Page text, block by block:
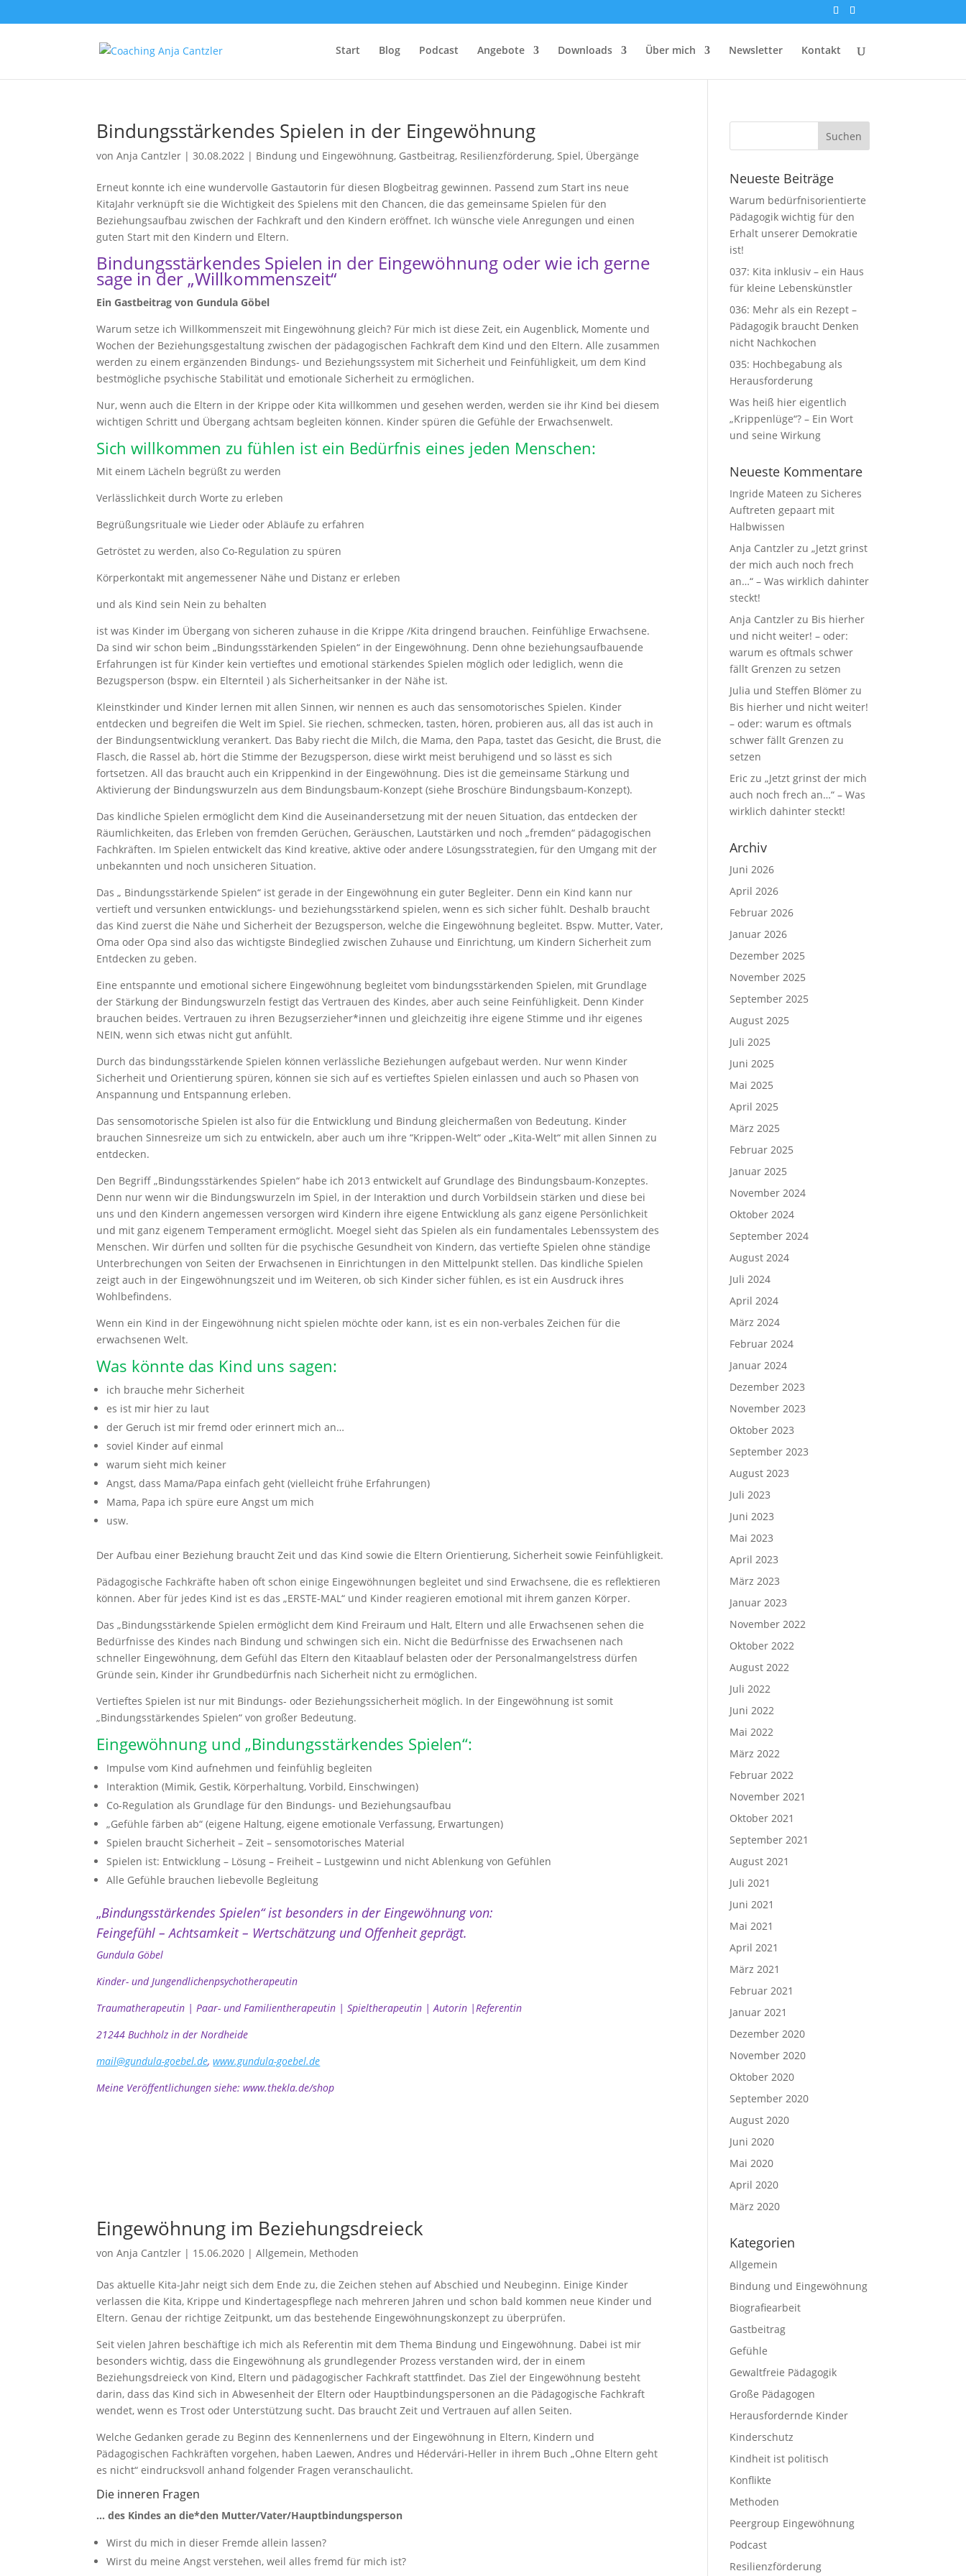
Start Blog Podcast Angebote Downloads Über mich Newsletter Kontakt
Bindungsstärkendes Spielen in der Eingewöhnung
vonAnja Cantzler |30.08.2022 | Bindung und Eingewöhnung, Gastbeitrag, Resilienzförderung,Spiel, Übergänge
Erneut konnte ich eine wundervolle Gastautorin für diesen Blogbeitrag gewinnen. Passend zum Start ins neue
KitaJahr verknüpft sie die Wichtigkeit des Spielens mit den Chancen, die das gemeinsame Spielen für den
Beziehungsaufbau zwischen der Fachkraft und den Kindern eröffnet. Ich wünsche viele Anregungen und einen
guten Start mit den Kindern und Eltern.
Bindungsstärkendes Spielen in der Eingewöhnung oder wie ich gerne
sage in der „Willkommenszeit“
Ein Gastbeitrag von Gundula Göbel
Warum setze ich Willkommenszeit mit Eingewöhnung gleich? Für mich ist diese Zeit, ein Augenblick, Momente und
Wochen der Beziehungsgestaltung zwischen der pädagogischen Fachkraft dem Kind und den Eltern. Alle zusammen
werden zu einem ergänzenden Bindungs- und Beziehungssystem mit Sicherheit und Feinfühligkeit, um dem Kind
bestmögliche psychische Stabilität und emotionale Sicherheit zu ermöglichen.
Nur, wenn auch die Eltern in der Krippe oder Kita willkommen und gesehen werden, werden sie ihr Kind bei diesem
wichtigen Schritt und Übergang achtsam begleiten können. Kinder spüren die Gefühle der Erwachsenwelt.
Sich willkommen zu fühlen ist ein Bedürfnis eines jeden Menschen:
Mit einem Lächeln begrüßt zu werden
Verlässlichkeit durch Worte zu erleben
Begrüßungsrituale wie Lieder oder Abläufe zu erfahren
Getröstet zu werden, also Co-Regulation zu spüren
Körperkontakt mit angemessener Nähe und Distanz er erleben
und als Kind sein Nein zu behalten
ist was Kinder im Übergang von sicheren zuhause in die Krippe /Kita dringend brauchen. Feinfühlige Erwachsene.
Da sind wir schon beim „Bindungsstärkenden Spielen“ in der Eingewöhnung. Denn ohne beziehungsaufbauende
Erfahrungen ist für Kinder kein vertieftes und emotional stärkendes Spielen möglich oder lediglich, wenn die
Bezugsperson (bspw. ein Elternteil ) als Sicherheitsanker in der Nähe ist.
Kleinstkinder und Kinder lernen mit allen Sinnen, wir nennen es auch das sensomotorisches Spielen. Kinder
entdecken und begreifen die Welt im Spiel. Sie riechen, schmecken, tasten, hören, probieren aus, all das ist auch in
der Bindungsentwicklung verankert. Das Baby riecht die Milch, die Mama, den Papa, tastet das Gesicht, die Brust, die
Flasch, die Rassel ab, hört die Stimme der Bezugsperson, diese wirkt meist beruhigend und so lässt es sich
fortsetzen. All das braucht auch ein Krippenkind in der Eingewöhnung. Dies ist die gemeinsame Stärkung und
Aktivierung der Bindungswurzeln aus dem Bindungsbaum-Konzept (siehe Broschüre Bindungsbaum-Konzept).
Das kindliche Spielen ermöglicht dem Kind die Auseinandersetzung mit der neuen Situation, das entdecken der
Räumlichkeiten, das Erleben von fremden Gerüchen, Geräuschen, Lautstärken und noch „fremden“ pädagogischen
Fachkräften. Im Spielen entwickelt das Kind kreative, aktive oder andere Lösungsstrategien, für den Umgang mit der
unbekannten und noch unsicheren Situation.
Das „ Bindungsstärkende Spielen“ ist gerade in der Eingewöhnung ein guter Begleiter. Denn ein Kind kann nur
vertieft und versunken entwicklungs- und beziehungsstärkend spielen, wenn es sich sicher fühlt. Deshalb braucht
das Kind zuerst die Nähe und Sicherheit der Bezugsperson, welche die Eingewöhnung begleitet. Bspw. Mutter, Vater,
Oma oder Opa sind also das wichtigste Bindeglied zwischen Zuhause und Einrichtung, um Kindern Sicherheit zum
Entdecken zu geben.
Eine entspannte und emotional sichere Eingewöhnung begleitet vom bindungsstärkenden Spielen, mit Grundlage
der Stärkung der Bindungswurzeln festigt das Vertrauen des Kindes, aber auch seine Feinfühligkeit. Denn Kinder
brauchen beides. Vertrauen zu ihren Bezugserzieher*innen und gleichzeitig ihre eigene Stimme und ihr eigenes
NEIN, wenn sich etwas nicht gut anfühlt.
Durch das bindungsstärkende Spielen können verlässliche Beziehungen aufgebaut werden. Nur wenn Kinder
Sicherheit und Orientierung spüren, können sie sich auf es vertieftes Spielen einlassen und auch so Phasen von
Anspannung und Entspannung erleben.
Das sensomotorische Spielen ist also für die Entwicklung und Bindung gleichermaßen von Bedeutung. Kinder
brauchen Sinnesreize um sich zu entwickeln, aber auch um ihre “Krippen-Welt“ oder „Kita-Welt“ mit allen Sinnen zu
entdecken.
Den Begriff „Bindungsstärkendes Spielen“ habe ich 2013 entwickelt auf Grundlage des Bindungsbaum-Konzeptes.
Denn nur wenn wir die Bindungswurzeln im Spiel, in der Interaktion und durch Vorbildsein stärken und diese bei
uns und den Kindern angemessen versorgen wird Kindern ihre eigene Entwicklung als ganz eigene Persönlichkeit
und mit ganz eigenem Temperament ermöglicht. Moegel sieht das Spielen als ein fundamentales Lebenssystem des
Menschen. Wir dürfen und sollten für die psychische Gesundheit von Kindern, das vertiefte Spielen ohne ständige
Unterbrechungen von Seiten der Erwachsenen in Einrichtungen in den Mittelpunkt stellen. Das kindliche Spielen
zeigt auch in der Eingewöhnungszeit und im Weiteren, ob sich Kinder sicher fühlen, es ist ein Ausdruck ihres
Wohlbefindens.
Wenn ein Kind in der Eingewöhnung nicht spielen möchte oder kann, ist es ein non-verbales Zeichen für die
erwachsenen Welt.
Was könnte das Kind uns sagen:
ich brauche mehr Sicherheit
es ist mir hier zu laut
der Geruch ist mir fremd oder erinnert mich an…
soviel Kinder auf einmal
warum sieht mich keiner
Angst, dass Mama/Papa einfach geht (vielleicht frühe Erfahrungen)
Mama, Papa ich spüre eure Angst um mich
usw.
Der Aufbau einer Beziehung braucht Zeit und das Kind sowie die Eltern Orientierung, Sicherheit sowie Feinfühligkeit.
Pädagogische Fachkräfte haben oft schon einige Eingewöhnungen begleitet und sind Erwachsene, die es reflektieren
können. Aber für jedes Kind ist es das „ERSTE-MAL“ und Kinder reagieren emotional mit ihrem ganzen Körper.
Das „Bindungsstärkende Spielen ermöglicht dem Kind Freiraum und Halt, Eltern und alle Erwachsenen sehen die
Bedürfnisse des Kindes nach Bindung und schwingen sich ein. Nicht die Bedürfnisse des Erwachsenen nach
schneller Eingewöhnung, dem Gefühl das Eltern den Kitaablauf belasten oder der Personalmangelstress dürfen
Gründe sein, Kinder ihr Grundbedürfnis nach Sicherheit nicht zu ermöglichen.
Vertieftes Spielen ist nur mit Bindungs- oder Beziehungssicherheit möglich. In der Eingewöhnung ist somit
„Bindungsstärkendes Spielen“ von großer Bedeutung.
Eingewöhnung und „Bindungsstärkendes Spielen“:
Impulse vom Kind aufnehmen und feinfühlig begleiten
Interaktion (Mimik, Gestik, Körperhaltung, Vorbild, Einschwingen)
Co-Regulation als Grundlage für den Bindungs- und Beziehungsaufbau
„Gefühle färben ab“ (eigene Haltung, eigene emotionale Verfassung, Erwartungen)
Spielen braucht Sicherheit – Zeit – sensomotorisches Material
Spielen ist: Entwicklung – Lösung – Freiheit – Lustgewinn und nicht Ablenkung von Gefühlen
Alle Gefühle brauchen liebevolle Begleitung
„Bindungsstärkendes Spielen“ ist besonders in der Eingewöhnung von:
Feingefühl – Achtsamkeit – Wertschätzung und Offenheit geprägt.
Gundula Göbel
Kinder- und Jungendlichenpsychotherapeutin
Traumatherapeutin | Paar- und Familientherapeutin | Spieltherapeutin | Autorin |Referentin
21244 Buchholz in der Nordheide
mail@gundula-goebel.de, www.gundula-goebel.de
Meine Veröffentlichungen siehe: www.thekla.de/shop
Eingewöhnung im Beziehungsdreieck
vonAnja Cantzler | 15.06.2020 |Allgemein, Methoden
Das aktuelle Kita-Jahr neigt sich dem Ende zu, die Zeichen stehen auf Abschied und Neubeginn. Einige Kinder
verlassen die Kita, Krippe und Kindertagespflege nach mehreren Jahren und schon bald kommen neue Kinder und
Eltern. Genau der richtige Zeitpunkt, um das bestehende Eingewöhnungskonzept zu überprüfen.
Seit vielen Jahren beschäftige ich mich als Referentin mit dem Thema Bindung und Eingewöhnung. Dabei ist mir
besonders wichtig, dass die Eingewöhnung als grundlegender Prozess verstanden wird, der in einem
Beziehungsdreieck von Kind, Eltern und pädagogischer Fachkraft stattfindet. Das Ziel der Eingewöhnung besteht
darin, dass das Kind sich in Abwesenheit der Eltern oder Hauptbindungspersonen an die Pädagogische Fachkraft
wendet, wenn es Trost oder Unterstützung sucht. Das braucht Zeit und Vertrauen auf allen Seiten.
Welche Gedanken gerade zu Beginn des Kennenlernens und der Eingewöhnung in Eltern, Kindern und
Pädagogischen Fachkräften vorgehen, haben Laewen, Andres und Hédervári-Heller in ihrem Buch „Ohne Eltern geht
es nicht“ eindrucksvoll anhand folgender Fragen veranschaulicht.
Die inneren Fragen
… des Kindes an die*den Mutter/Vater/Hauptbindungsperson
Wirst du mich in dieser Fremde allein lassen?
Wirst du meine Angst verstehen, weil alles fremd für mich ist?
Neueste Beiträge
Warum bedürfnisorientierte
Pädagogik wichtig für den
Erhalt unserer Demokratie
ist!
037: Kita inklusiv – ein Haus
für kleine Lebenskünstler
036: Mehr als ein Rezept –
Pädagogik braucht Denken
nicht Nachkochen
035: Hochbegabung als
Herausforderung
Was heiß hier eigentlich
„Krippenlüge“? – Ein Wort
und seine Wirkung
Neueste Kommentare
Ingride Mateen zuSicheres
Auftreten gepaart mit
Halbwissen
Anja Cantzler zu„Jetzt grinst
der mich auch noch frech
an…“ – Was wirklich dahinter
steckt!
Anja Cantzler zu Bis hierher
und nicht weiter! – oder:
warum es oftmals schwer
fällt Grenzen zu setzen
Julia und Steffen Blömer zu
Bis hierher und nicht weiter!
– oder: warum es oftmals
schwer fällt Grenzen zu
setzen
Eric zu„Jetzt grinst der mich
auch noch frech an…“ – Was
wirklich dahinter steckt!
Archiv
Juni 2026
April 2026
Februar 2026
Januar 2026
Dezember 2025
November 2025
September 2025
August 2025
Juli 2025
Juni 2025
Mai 2025
April 2025
März 2025
Februar 2025
Januar 2025
November 2024
Oktober 2024
September 2024
August 2024
Juli 2024
April 2024
März 2024
Februar 2024
Januar 2024
Dezember 2023
November 2023
Oktober 2023
September 2023
August 2023
Juli 2023
Juni 2023
Mai 2023
April 2023
März 2023
Januar 2023
November 2022
Oktober 2022
August 2022
Juli 2022
Juni 2022
Mai 2022
März 2022
Februar 2022
November 2021
Oktober 2021
September 2021
August 2021
Juli 2021
Juni 2021
Mai 2021
April 2021
März 2021
Februar 2021
Januar 2021
Dezember 2020
November 2020
Oktober 2020
September 2020
August 2020
Juni 2020
Mai 2020
April 2020
März 2020
Kategorien
Allgemein
Bindung und Eingewöhnung
Biografiearbeit
Gastbeitrag
Gefühle
Gewaltfreie Pädagogik
Große Pädagogen
Herausfordernde Kinder
Kinderschutz
Kindheit ist politisch
Konflikte
Methoden
Peergroup Eingewöhnung
Podcast
Resilienzförderung